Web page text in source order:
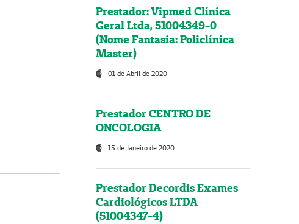
Prestador: Vipmed Clínica
Geral Ltda, 51004349-0
(Nome Fantasia: Policlínica
Master)
01 de Abril de 2020
Prestador CENTRO DE
ONCOLOGIA
15 de Janeiro de 2020
Prestador Decordis Exames
Cardiológicos LTDA
(51004347-4)